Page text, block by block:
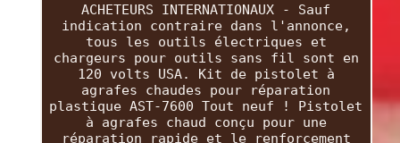
ACHETEURS INTERNATIONAUX - Sauf
indication contraire dans l'annonce,
tous les outils électriques et
chargeurs pour outils sans fil sont en
120 volts USA. Kit de pistolet à
agrafes chaudes pour réparation
plastique AST-7600 Tout neuf ! Pistolet
à agrafes chaud conçu pour une
réparation rapide et le renforcement